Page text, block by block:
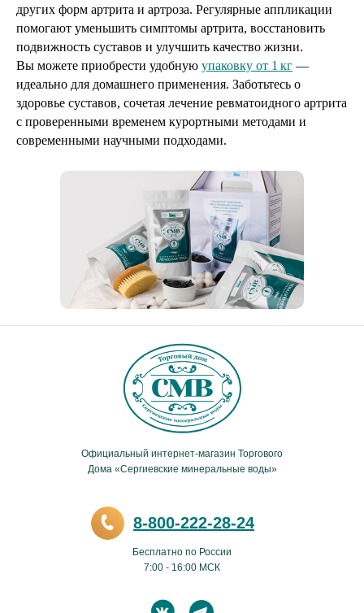
других форм артрита и артроза. Регулярные аппликации
помогают уменьшить симптомы артрита, восстановить
подвижность суставов и улучшить качество жизни.
Вы можете приобрести удобную упаковку от 1 кг —
идеально для домашнего применения. Заботьтесь о
здоровье суставов, сочетая лечение ревматоидного артрита
с проверенными временем курортными методами и
современными научными подходами.
Официальный интернет-магазин Торгового
Дома «Сергиевские минеральные воды»
Бесплатно по России
7:00 - 16:00 МСК
8-800-222-28-24